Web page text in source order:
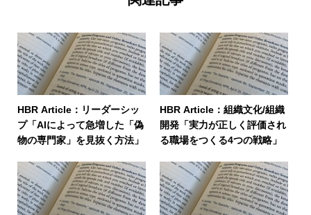
HBR Article：リーダーシッ
プ「AIによって急増した「偽
物の専門家」を見抜く方法」
HBR Article：組織文化/組織
開発「実力が正しく評価され
る職場をつくる4つの戦略」